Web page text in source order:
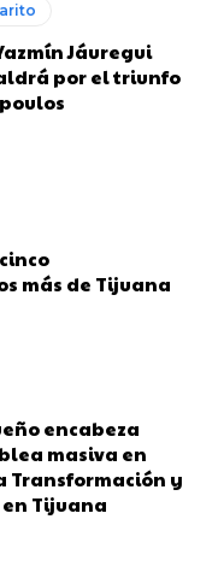
Jáuregui
por el triunfo
más de Tijuana
encabeza
masiva en
Transformación y
Tijuana